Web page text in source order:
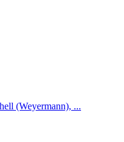
(Weyermann), ...